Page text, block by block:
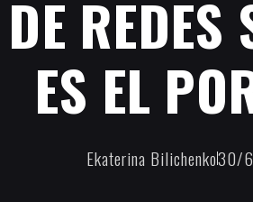
REDES
ES EL
Ekaterina Bilichenko30/